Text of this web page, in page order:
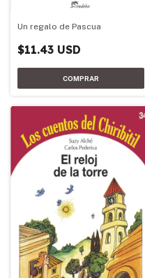
Un regalo de Pascua
$11.43 USD